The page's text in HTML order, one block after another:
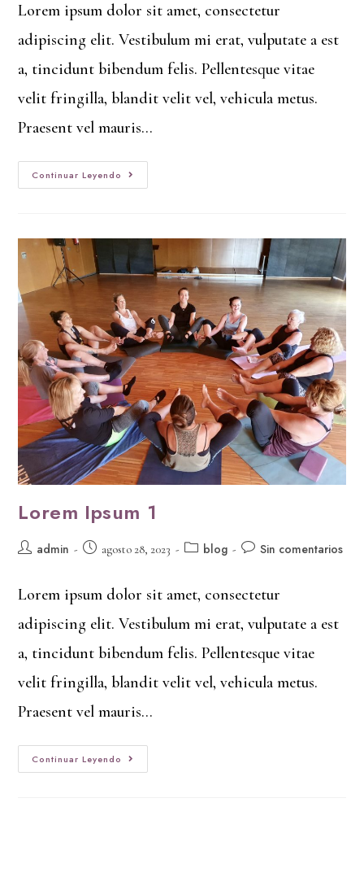
Lorem ipsum dolor sit amet, consectetur
adipiscing elit. Vestibulum mi erat, vulputate a est
a, tincidunt bibendum felis. Pellentesque vitae
velit fringilla, blandit velit vel, vehicula metus.
Praesent vel mauris…
Continuar Leyendo
Lorem Ipsum 1
admin agosto 28, 2023 blog Sin comentarios
Lorem ipsum dolor sit amet, consectetur
adipiscing elit. Vestibulum mi erat, vulputate a est
a, tincidunt bibendum felis. Pellentesque vitae
velit fringilla, blandit velit vel, vehicula metus.
Praesent vel mauris…
Continuar Leyendo